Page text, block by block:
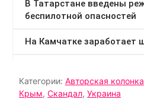
Категории: Авторская колонка
Крым, Скандал, Украина